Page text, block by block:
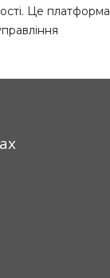
Це платформа